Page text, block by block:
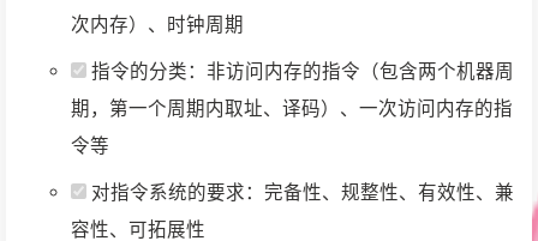
次内存）、时钟周期
指令的分类：非访问内存的指令（包含两个机器周
期，第一个周期内取址、译码）、一次访问内存的指
令等
对指令系统的要求：完备性、规整性、有效性、兼
容性、可拓展性